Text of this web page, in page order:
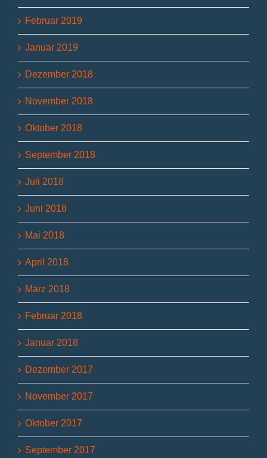
Februar 2019
Januar 2019
Dezember 2018
November 2018
Oktober 2018
September 2018
Juli 2018
Juni 2018
Mai 2018
April 2018
März 2018
Februar 2018
Januar 2018
Dezember 2017
November 2017
Oktober 2017
September 2017